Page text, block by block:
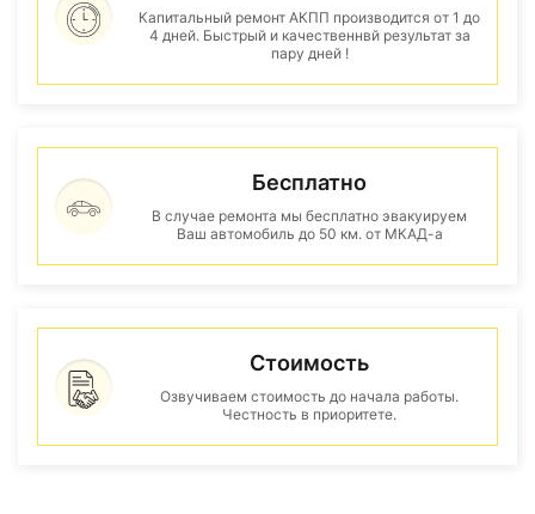
Капитальный ремонт АКПП производится от 1 до
4 дней. Быстрый и качественнвй результат за
пару дней !
Бесплатно
В случае ремонта мы бесплатно эвакуируем
Ваш автомобиль до 50 км. от МКАД-а
Стоимость
Озвучиваем стоимость до начала работы.
Честность в приоритете.